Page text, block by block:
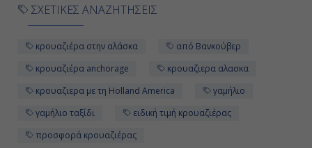
ΣΧΕΤΙΚΕΣ ΑΝΑΖΗΤΗΣΕΙΣ
κρουαζιέρα στην αλάσκα
από Βανκούβερ
κρουαζιέρα anchorage
κρουαζιερα αλασκα
κρουαζιερα με τη Holland America
γαμήλιο
γαμήλιο ταξίδι
ειδική τιμή κρουαζιέρας
προσφορά κρουαζιέρας